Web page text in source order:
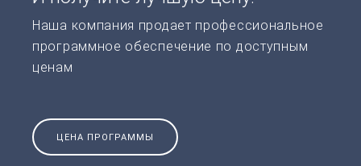
Наша компания продает профессиональное
программное обеспечение по доступным
ценам
ЦЕНА ПРОГРАММЫ